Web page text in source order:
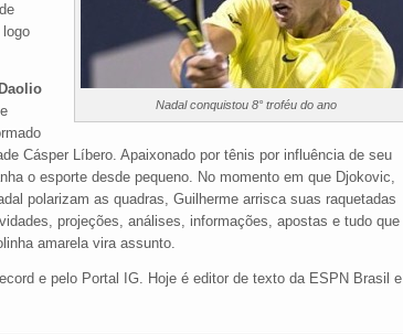
Nadal conquistou 8° troféu do ano
Cásper Líbero. Apaixonado por tênis por influência de seu
o esporte desde pequeno. No momento em que Djokovic,
polarizam as quadras, Guilherme arrisca suas raquetadas
projeções, análises, informações, apostas e tudo que
amarela vira assunto.
e pelo Portal IG. Hoje é editor de texto da ESPN Brasil e